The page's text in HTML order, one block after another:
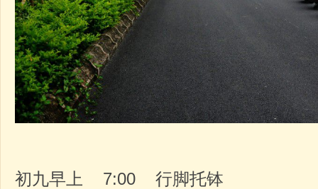
初九早上 7:00 行脚托钵